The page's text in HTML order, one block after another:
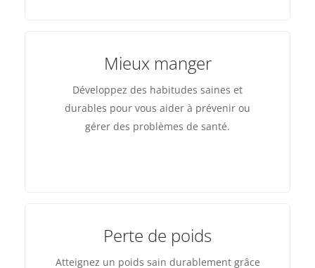
Mieux manger
Développez des habitudes saines et
durables pour vous aider à prévenir ou
gérer des problèmes de santé.
Perte de poids
Atteignez un poids sain durablement grâce